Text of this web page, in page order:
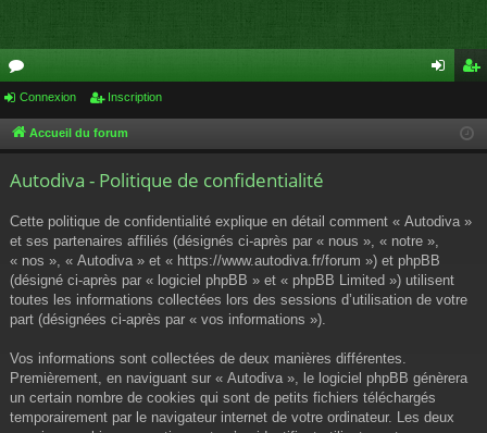
or
u cri
Connexion Inscription
Accueil du forum
Autodiva - Politique de confidentialité
Cette politique de confidentialité explique en détail comment « Autodiva »
et ses partenaires affiliés (désignés ci-après par « nous », « notre »,
« nos », « Autodiva » et « https://www.autodiva.fr/forum ») et phpBB
(désigné ci-après par « logiciel phpBB » et « phpBB Limited ») utilisent
toutes les informations collectées lors des sessions d’utilisation de votre
part (désignées ci-après par « vos informations »).
Vos informations sont collectées de deux manières différentes.
Premièrement, en naviguant sur « Autodiva », le logiciel phpBB génèrera
un certain nombre de cookies qui sont de petits fichiers téléchargés
temporairement par le navigateur internet de votre ordinateur. Les deux